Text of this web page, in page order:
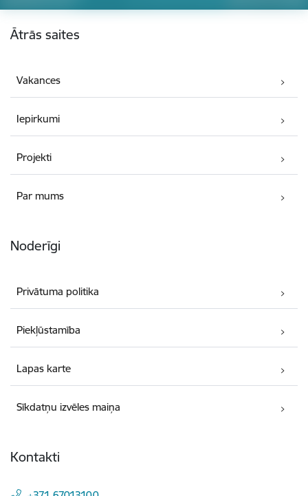
Ātrās saites
Vakances
Iepirkumi
Projekti
Par mums
Noderīgi
Privātuma politika
Piekļūstamība
Lapas karte
Sīkdatņu izvēles maiņa
Kontakti